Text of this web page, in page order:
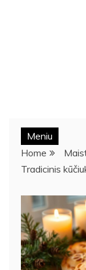
Meniu
Home
Tradicinis